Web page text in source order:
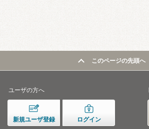
このページの先頭へ
ユーザの方へ
新規ユーザ登録 ログイン